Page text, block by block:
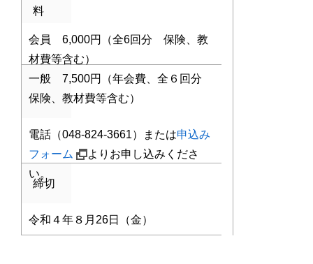
料
会員 6,000円（全6回分 保険、教
材費等含む）
一般 7,500円（年会費、全６回分
保険、教材費等含む）
電話（048-824-3661）または申込み
フォーム
よりお申し込みくださ
い。
締切
令和４年８月26日（金）